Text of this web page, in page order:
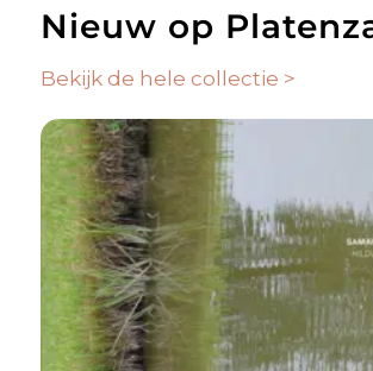
Nieuw op
Bekijk de hele collectie >